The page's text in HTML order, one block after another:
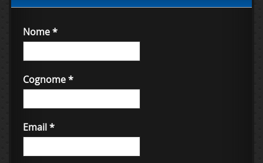
Nome*
Cognome*
Email*